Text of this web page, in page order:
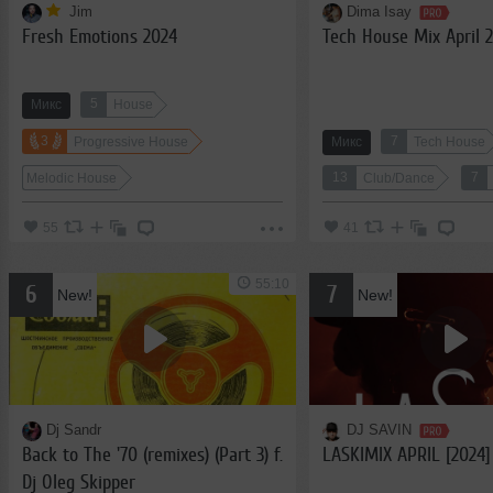
Jim
Fresh Emotions 2024
Микс 5 House
3 Progressive House
Melodic House
55
Dima Isay
Tech House Mix April
Микс 7 Tech House
13 Club/Dance 7
6 New!
Dj Sandr
Back to The '70 (remixes) (Part 3) f.
Dj Oleg Skipper
55:10 7 New!
DJ SAVIN
LASKIMIX APRIL [2024]